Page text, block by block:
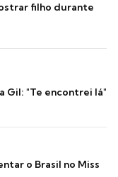
filho durante
Gil: "Te encontrei lá"
o Brasil no Miss